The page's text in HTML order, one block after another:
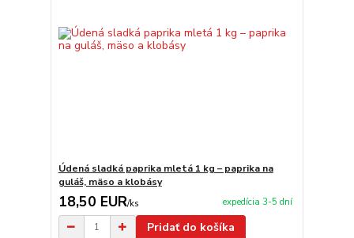
Údená sladká paprika mletá 1 kg – paprika na
guláš, mäso a klobásy
18,50 EUR/ks expedícia 3-5 dní
Pridať do košíka